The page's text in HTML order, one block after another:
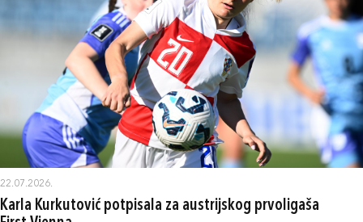
22.07.2026.
Karla Kurkutović potpisala za austrijskog prvoligaša